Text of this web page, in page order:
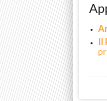
Il